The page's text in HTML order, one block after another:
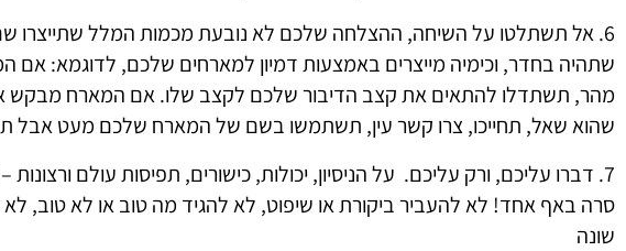
6. אל תשתלטו על השיחה, ההצלחה שלכם לא נובעת מכמות המלל שתייצרו
שתהיה בחדר, וכימיה מייצרים באמצעות דמיון למארחים שלכם, לדוגמא:
מהר, תשתדלו להתאים את קצב הדיבור שלכם לקצב שלו. אם המארח מבקש
שהוא שאל, תחייכו, צרו קשר עין, תשתמשו בשם של המארח שלכם מעט אבל
7. דברו עליכם, ורק עליכם. על הניסיון, יכולות, כישורים, תפיסות עולם
סרה באף אחד! לא להעביר ביקורת או שיפוט, לא להגיד מה טוב או לא טוב, לא
שונה